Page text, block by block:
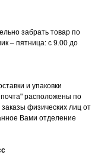
забрать товар по
– пятница: с 9.00 до
и упаковки
расположены по
физических лиц от
Вами отделение